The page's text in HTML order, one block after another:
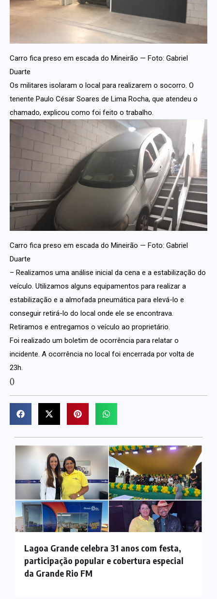
Carro fica preso em escada do Mineirão — Foto: Gabriel
Duarte
Os militares isolaram o local para realizarem o socorro. O
tenente Paulo César Soares de Lima Rocha, que atendeu o
chamado, explicou como foi feito o trabalho.
Carro fica preso em escada do Mineirão — Foto: Gabriel
Duarte
– Realizamos uma análise inicial da cena e a estabilização do
veículo. Utilizamos alguns equipamentos para realizar a
estabilização e a almofada pneumática para elevá-lo e
conseguir retirá-lo do local onde ele se encontrava.
Retiramos e entregamos o veículo ao proprietário.
Foi realizado um boletim de ocorrência para relatar o
incidente. A ocorrência no local foi encerrada por volta de
23h.
()
Lagoa Grande celebra 31 anos com festa,
participação popular e cobertura especial
da Grande Rio FM